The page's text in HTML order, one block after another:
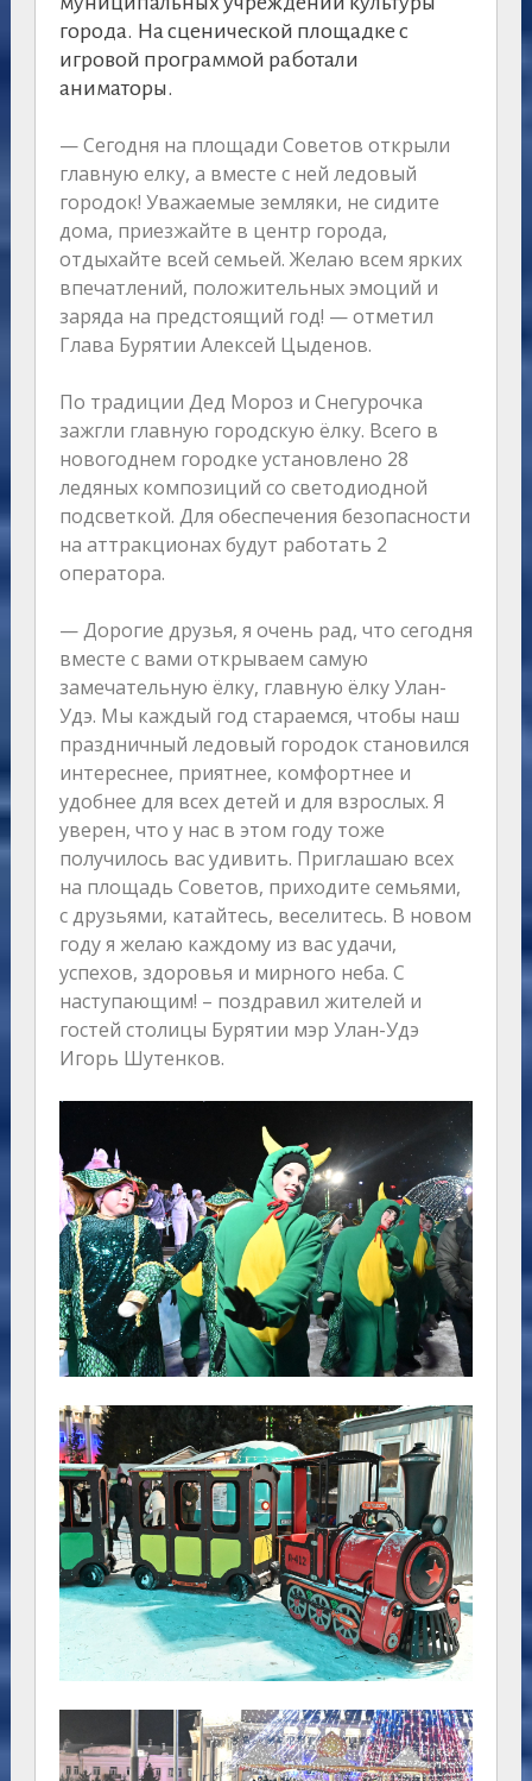
города. На сценической площадке с
игровой программой работали
аниматоры.
— Сегодня на площади Советов открыли
главную елку, а вместе с ней ледовый
городок! Уважаемые земляки, не сидите
дома, приезжайте в центр города,
отдыхайте всей семьей. Желаю всем ярких
впечатлений, положительных эмоций и
заряда на предстоящий год! — отметил
Глава Бурятии Алексей Цыденов.
По традиции Дед Мороз и Снегурочка
зажгли главную городскую ёлку. Всего в
новогоднем городке установлено 28
ледяных композиций со светодиодной
подсветкой. Для обеспечения безопасности
на аттракционах будут работать 2
оператора.
— Дорогие друзья, я очень рад, что сегодня
вместе с вами открываем самую
замечательную ёлку, главную ёлку Улан-
Удэ. Мы каждый год стараемся, чтобы наш
праздничный ледовый городок становился
интереснее, приятнее, комфортнее и
удобнее для всех детей и для взрослых. Я
уверен, что у нас в этом году тоже
получилось вас удивить. Приглашаю всех
на площадь Советов, приходите семьями,
с друзьями, катайтесь, веселитесь. В новом
году я желаю каждому из вас удачи,
успехов, здоровья и мирного неба. С
наступающим! – поздравил жителей и
гостей столицы Бурятии мэр Улан-Удэ
Игорь Шутенков.